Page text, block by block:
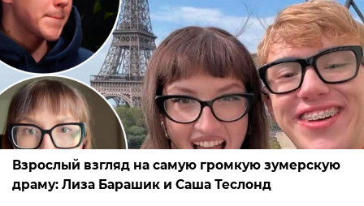
Взрослый взгляд на самую громкую зумерскую
драму: Лиза Барашик и Саша Теслонд